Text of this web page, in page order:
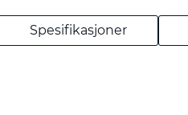
Spesifikasjoner